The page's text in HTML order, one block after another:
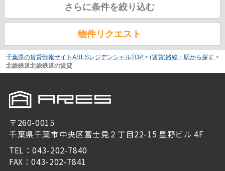
さらに条件を絞り込む
物件リクエスト
千葉県の賃貸情報サイトARESレジデンシャルTOP > (賃貸)路線・駅から探す >
北総鉄道北総鉄道の賃貸
〒260-0015
千葉県千葉市中央区富士見２丁目22-15 星野ビル 4F
TEL：043-202-7840
FAX：043-202-7841